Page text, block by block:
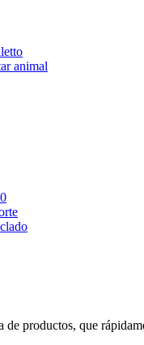
animal
productos, que